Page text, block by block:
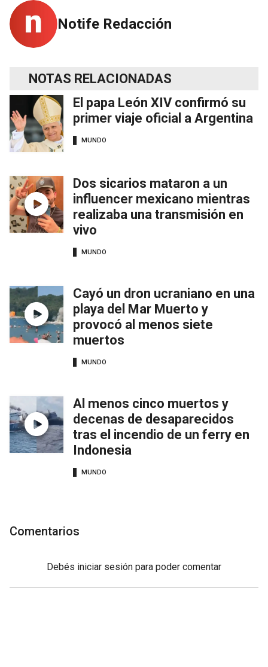
Notife Redacción
NOTAS RELACIONADAS
El papa León XIV confirmó su
primer viaje oficial a Argentina
MUNDO
Dos sicarios mataron a un
influencer mexicano mientras
realizaba una transmisión en
vivo
MUNDO
Cayó un dron ucraniano en una
playa del Mar Muerto y
provocó al menos siete
muertos
MUNDO
Al menos cinco muertos y
decenas de desaparecidos
tras el incendio de un ferry en
Indonesia
MUNDO
Comentarios
Debés iniciar sesión para poder comentar